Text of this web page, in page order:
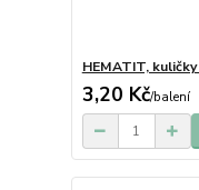
HEMATIT,
3,20 Kč/balení